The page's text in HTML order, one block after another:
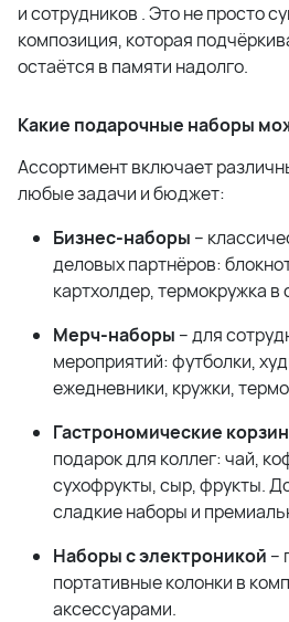
и сотрудников . Это не просто
композиция, которая
остаётся в памяти надолго.
Какие подарочные наборы
Ассортимент включает
любые задачи и бюджет:
Бизнес-наборы –
деловых партнёров:
картхолдер, термокружка в
Мерч-наборы – для
мероприятий: футболки,
ежедневники, кружки,
Гастрономические
подарок для коллег: чай,
сухофрукты, сыр, фрукты.
сладкие наборы и
Наборы с электроникой –
портативные колонки в
аксессуарами.